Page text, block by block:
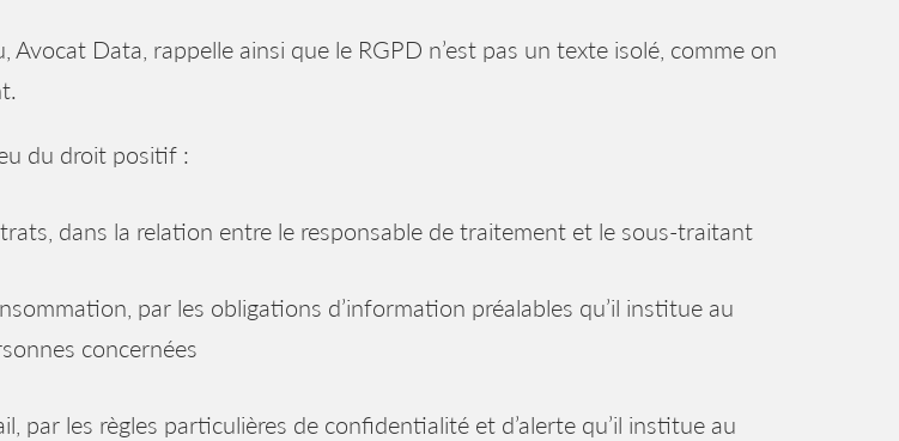
Avocat Data, rappelle ainsi que le RGPD n’est pas un texte isolé, comme on
du droit positif :
dans la relation entre le responsable de traitement et le sous-traitant
par les obligations d’information préalables qu’il institue au
concernées
par les règles particulières de confidentialité et d’alerte qu’il institue au